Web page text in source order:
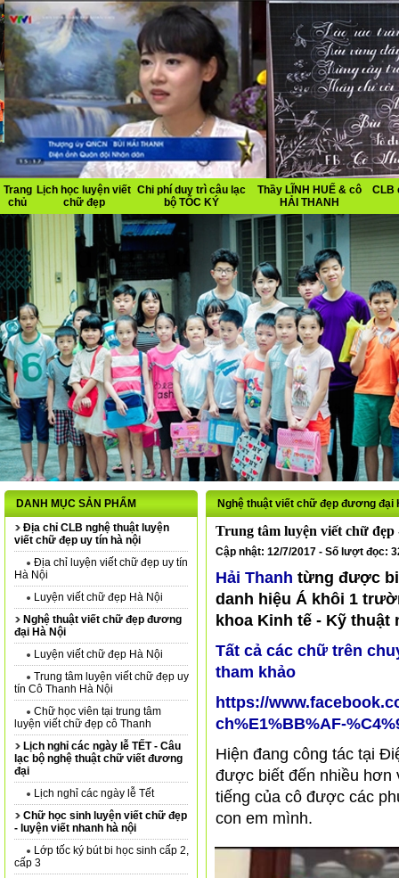
Trang
chủ
Lịch học luyện viết
chữ đẹp
Chi phí duy trì câu lạc
bộ TỐC KÝ
Thầy LĨNH HUẾ & cô
HẢI THANH
CLB
DANH MỤC SẢN PHẨM
Địa chỉ CLB nghệ thuật luyện
viết chữ đẹp uy tín hà nội
Địa chỉ luyện viết chữ đẹp uy tín
Hà Nội
Luyện viết chữ đẹp Hà Nội
Nghệ thuật viết chữ đẹp đương
đại Hà Nội
Luyện viết chữ đẹp Hà Nội
Trung tâm luyện viết chữ đẹp uy
tín Cô Thanh Hà Nội
Chữ học viên tại trung tâm
luyện viết chữ đẹp cô Thanh
Lịch nghỉ các ngày lễ TẾT - Câu
lạc bộ nghệ thuật chữ viết đương
đại
Lịch nghỉ các ngày lễ Tết
Chữ học sinh luyện viết chữ đẹp
- luyện viết nhanh hà nội
Lớp tốc ký bút bi học sinh cấp 2,
cấp 3
Nghệ thuật viết chữ đẹp đương đại
Trung tâm luyện viết chữ
Cập nhật: 12/7/2017 - Số lượt đọc:
Hải Thanh từng được
danh hiệu Á khôi 1
khoa Kinh tế - Kỹ thuật
Tất cả các chữ trên
tham khảo
https://
ch%E1%BB%AF-
Hiện đang công tác tại
được biết đến nhiều hơn
tiếng của cô được các
con em mình.